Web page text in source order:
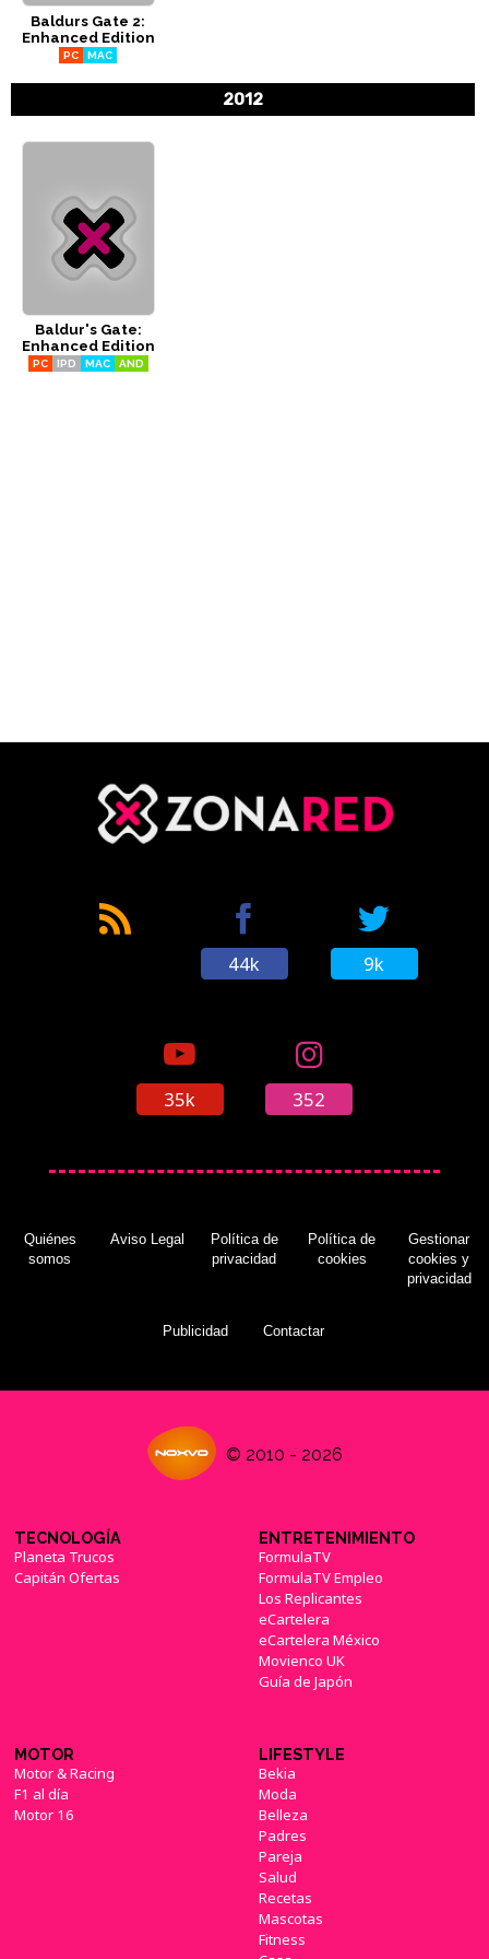
Baldurs Gate 2:
Enhanced Edition
PC MAC
2012
Baldur's Gate:
Enhanced Edition
PC IPD MAC AND
44k 9k
35k 352
Quiénes
somos
Aviso Legal
Política de
privacidad
Política de
cookies
Gestionar
cookies y
privacidad
Publicidad Contactar
© 2010 - 2026
TECNOLOGÍA
Planeta Trucos
Capitán Ofertas
ENTRETENIMIENTO
FormulaTV
FormulaTV Empleo
Los Replicantes
eCartelera
eCartelera México
Movienco UK
Guía de Japón
MOTOR
Motor & Racing
F1 al día
Motor 16
LIFESTYLE
Bekia
Moda
Belleza
Padres
Pareja
Salud
Recetas
Mascotas
Fitness